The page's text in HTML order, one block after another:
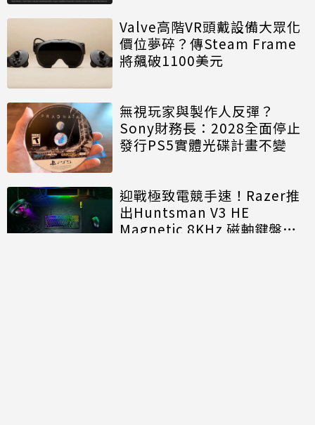
Valve高階VR頭戴設備大眾化
價位夢碎？傳Steam Frame
將飆破1100美元
無視玩家與製作人反彈？
Sony財務長：2028全面停止
發行PS5實體光碟計畫不變
迎戰極致電競手速！Razer推
出Huntsman V3 HE
Magnetic 8KHz 磁軸鍵盤效